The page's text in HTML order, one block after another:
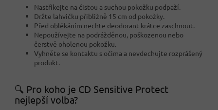
Nastříkejte na čistou a suchou pokožku podpaží.
Držte lahvičku přibližně 15 cm od pokožky.
Před oblékáním nechte deodorant krátce zaschnout.
Nepoužívejte na podrážděnou, poškozenou nebo
čerstvě oholenou pokožku.
Vyhněte se kontaktu s očima a nevdechujte rozprášený
produkt.
🔍 Pro koho je CD Sensitive Protect
nejlepší volba?